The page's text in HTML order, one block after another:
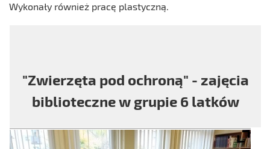
Wykonały również pracę plastyczną.
"Zwierzęta pod ochroną" - zajęcia
biblioteczne w grupie 6 latków